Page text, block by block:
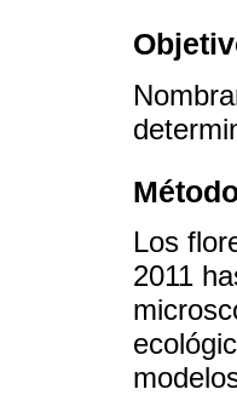
Los
2011